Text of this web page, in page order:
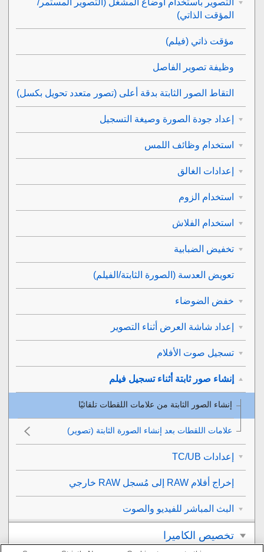
التصوير باستخدام أوضاع المشغل (التصوير المستمر/
المؤقت الذاتي)
مؤقت ذاتي (فيلم)
وظيفة تصوير الفاصل
التقاط الصور الثابتة بدقة أعلى (تصور متعدد تحويل بكسل)
إعداد جودة الصورة وصيغة التسجيل
استخدام وظائف اللمس
إعدادات الغالق
استخدام الزوم
استخدام الفلاش
تخفيض الضبابية
تعويض العدسة (الصورة الثابتة/الفيلم)
خفض الضوضاء
إعداد شاشة العرض أثناء التصوير
تسجيل صوت الأفلام
إنشاء صور ثابتة أثناء تسجيل فيلم
إنشاء الصور الثابتة من علامات اللقطات تلقائيًا
علامات اللقطات بعد إنشاء الصورة الثابتة (تصوير)
إعدادات TC/UB
إخراج أفلام RAW إلى مُسجل RAW خارجي
البث المباشر للفيديو والصوت
تخصيص الكاميرا